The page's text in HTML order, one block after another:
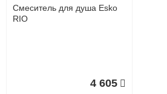
Интернет-деньгами (Yandex-
Смеситель для душа Esko
RIO
4 605